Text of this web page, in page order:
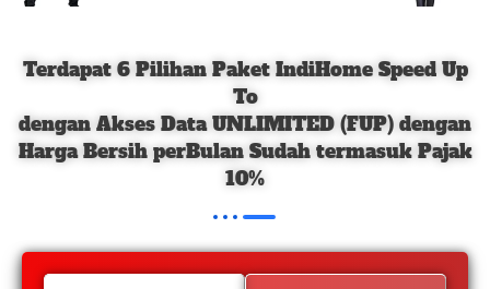
Terdapat 6 Pilihan Paket IndiHome Speed Up
To
dengan Akses Data UNLIMITED (FUP) dengan
Harga Bersih perBulan Sudah termasuk Pajak
10%